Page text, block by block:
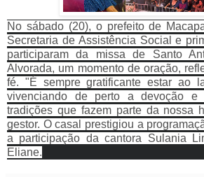
No sábado (20), o prefeito de
Secretaria de Assistência Social e
participaram da missa de Santo
Alvorada, um momento de oração,
fé. "É sempre gratificante estar ao
vivenciando de perto a devoção e
tradições que fazem parte da nossa
gestor. O casal prestigiou a
a participação da cantora Sulania
Eliane.